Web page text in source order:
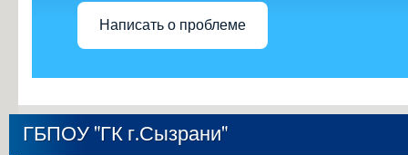
Написать о проблеме
ГБПОУ "ГК г.Сызрани"